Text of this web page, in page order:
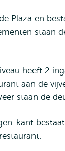
Plaza en
staan
heeft 2
aan de
staan de
kant